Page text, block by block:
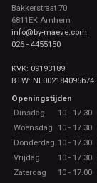
Bakkerstraat 70
6811EK Arnhem
info@by-maeve.com
026 - 4455150
KVK: 09193189
BTW: NL002184095b74
Openingstijden
Dinsdag
10 - 17.30
Woensdag
10 - 17.30
Donderdag 10 - 17.30
Vrijdag
10 - 17.30
Zaterdag
10 - 17.00